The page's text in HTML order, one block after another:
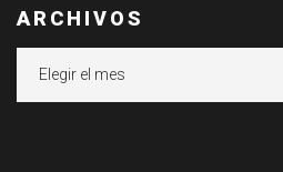
ARCHIVOS